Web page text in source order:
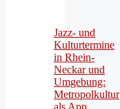
Jazz- und
Kulturtermine
in Rhein-
Neckar und
Umgebung:
Metropolkultur
als App